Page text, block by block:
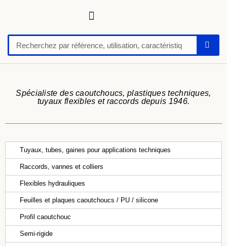
Spécialiste des caoutchoucs, plastiques techniques,
tuyaux flexibles et raccords depuis 1946.
Tuyaux, tubes, gaines pour applications techniques
Raccords, vannes et colliers
Flexibles hydrauliques
Feuilles et plaques caoutchoucs / PU / silicone
Profil caoutchouc
Semi-rigide